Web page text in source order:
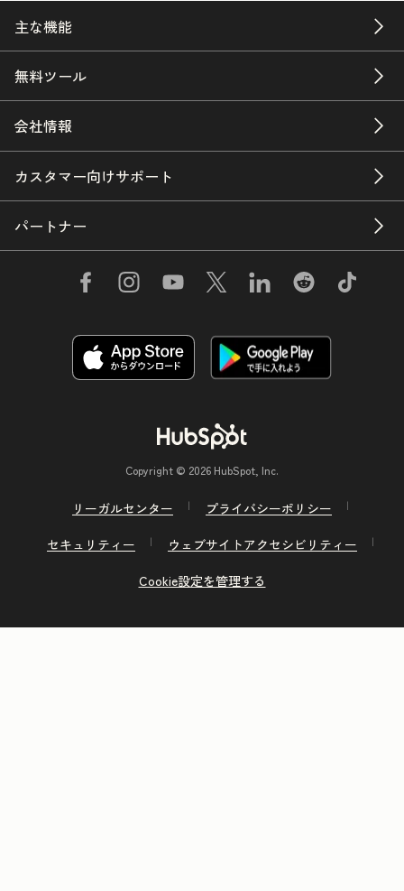
主な機能
無料ツール
会社情報
カスタマー向けサポート
パートナー
Copyright © 2026 HubSpot, Inc.
リーガルセンター
プライバシーポリシー
セキュリティー
ウェブサイトアクセシビリティー
Cookie設定を管理する